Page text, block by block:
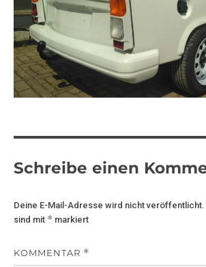
Schreibe einen
Deine E-Mail-Adresse wird nicht veröffentlicht.
sind mit * markiert
KOMMENTAR *